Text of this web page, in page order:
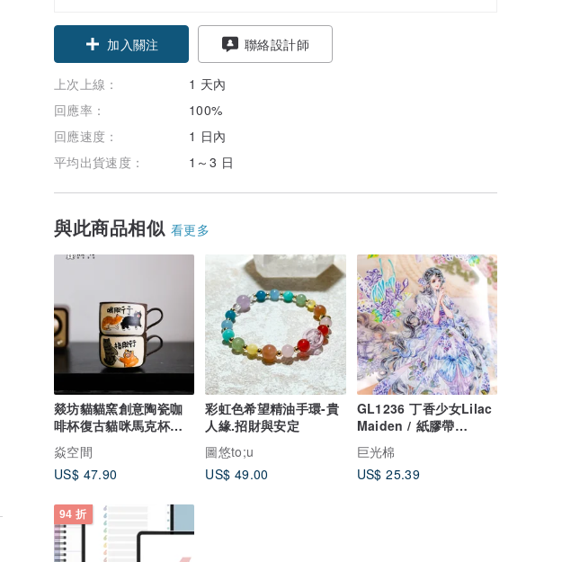
加入關注 聯絡設計師
上次上線：
1 天內
回應率：
100%
回應速度：
1 日內
平均出貨速度：
1～3 日
與此商品相似 看更多
燚坊貓貓窯創意陶瓷咖
啡杯復古貓咪馬克杯小
衆設計感水杯好看杯子
焱空間
US$ 47.90
彩虹色希望精油手環-貴
人緣.招財與安定
圖悠to;u
US$ 49.00
GL1236 丁香少女Lilac
Maiden / 紙膠帶
Masking Tape
巨光棉
US$ 25.39
94 折